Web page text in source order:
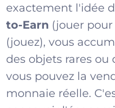
exactement l'idée
to-Earn (jouer
(jouez), vous
des objets rares
vous pouvez la
monnaie réelle.